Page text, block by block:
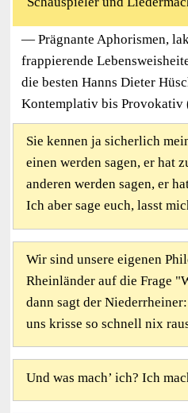
— Prägnante Aphorismen,
frappierende
die besten Hanns Dieter
Kontemplativ bis Provokativ
Sie kennen ja sicherlich
einen werden sagen, er hat
anderen werden sagen, er
Ich aber sage euch, lasst
Wir sind unsere eigenen
Rheinländer auf die Frage
dann sagt der
uns krisse so schnell nix
Und was mach’ ich? Ich